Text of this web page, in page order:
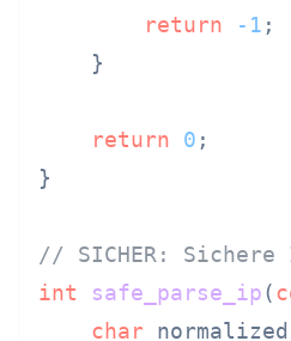
return
-1 ;
    }
return 0 ;
}
// SICHER: Sichere
int
safe_parse_ip(
char